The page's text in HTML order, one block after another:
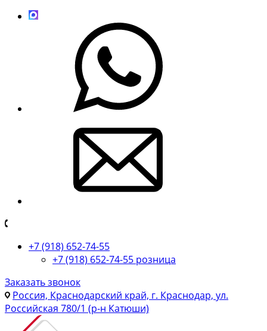
+7 (918) 652-74-55
+7 (918) 652-74-55 розница
Заказать звонок
Россия, Краснодарский край, г. Краснодар, ул.
Российская 780/1 (р-н Катюши)